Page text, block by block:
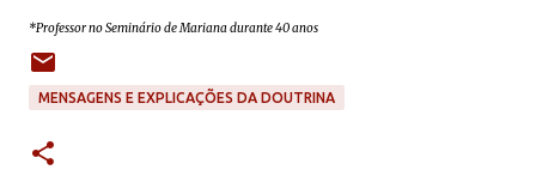
*Professor no Seminário de Mariana durante 40 anos
MENSAGENS E EXPLICAÇÕES DA DOUTRINA